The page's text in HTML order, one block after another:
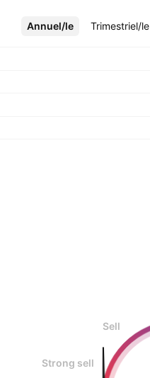
Annuel/le Trimestriel/le
Plus
Sell
Strong sell